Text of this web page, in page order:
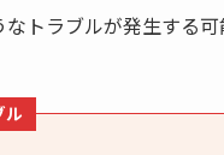
トラブルが発生する可
ル